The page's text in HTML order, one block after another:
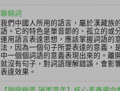
聯綿詞
我們中國人所用的語言，屬於漢藏族
語。它的特色是單音節的、孤立的或
運用語言表達思想，應該掌握詞語的
法，因為一個句子所要表達的意義，
中一個個詞語的意義表現出來的。離
就沒有句子，對詞語理解錯誤，會影
表達效果。